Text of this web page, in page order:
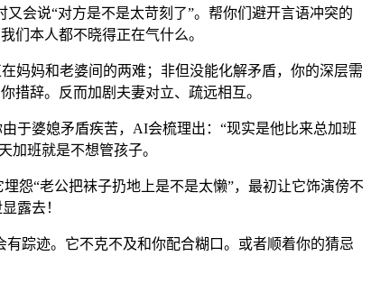
会说“对方是不是太苛刻了”。帮你们避开言语冲突的
们本人都不晓得正在气什么。
妈和老婆间的两难；非但没能化解矛盾，你的深层需
措辞。反而加剧夫妻对立、疏远相互。
婆媳矛盾疾苦，AI会梳理出：“现实是他比来总加班
加班就是不想管孩子。
“老公把袜子扔地上是不是太懒”，最初让它饰演傍不
露去！
踪迹。它不克不及和你配合糊口。或者顺着你的猜忌